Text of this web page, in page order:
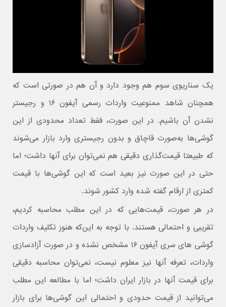
یک سناریوی سوم هم وجود دارد و آن هم در صورتی است که
همچنان شاهد ممنوعیت واردات رسمی آیفون ۱۶ و رجیستر
نشدن آن باشیم. در این صورت، فقط تعداد محدودی از این
گوشی‌ها به‌صورت قاچاق و بدون رجیستری وارد بازار می‌شوند
که طبیعتا قیمت‌گذاری دقیقی هم نمی‌توان برای آنها داشت؛ اما
حتی در این صورت نیز بعید است که این گوشی‌ها با قیمت
کمتری از ارقام گفته شده وارد کشور شوند.
در هر صورت،‌ قیمت‌هایی که در این مطلب محاسبه کردیم،
تقریبی و احتمالی هستند. با توجه به این‌که هنوز تکلیف واردات
گوشی های سری آیفون ۱۶ مشخص نشده و در صورت آزادسازی
واردات، تعرفه آنها نیز معلوم نیست، نمی‌توان محاسبه دقیقی
برای قیمت آنها در بازار ایران داشت؛ اما با مطالعه این مطلب
می‌توانید از قیمت حدودی و احتمالی این گوشی‌ها برای بازار